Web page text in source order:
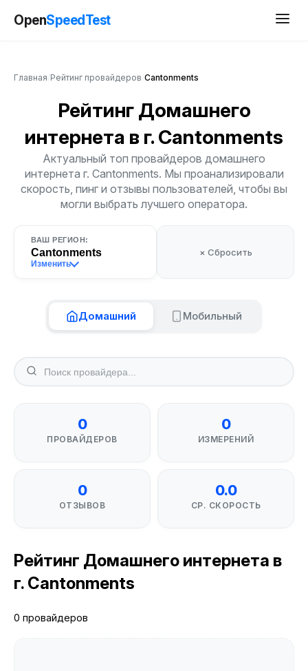
OpenSpeedTest
Главная Рейтинг провайдеров Cantonments
Рейтинг Домашнего
интернета в г. Cantonments
Актуальный топ провайдеров домашнего
интернета г. Cantonments. Мы проанализировали
скорость, пинг и отзывы пользователей, чтобы вы
могли выбрать лучшего оператора.
ВАШ РЕГИОН:
Cantonments
Изменить
× Сбросить
Домашний Мобильный
0
ПРОВАЙДЕРОВ
0
ИЗМЕРЕНИЙ
0
ОТЗЫВОВ
0.0
СР. СКОРОСТЬ
Рейтинг Домашнего интернета в
г. Cantonments
0 провайдеров